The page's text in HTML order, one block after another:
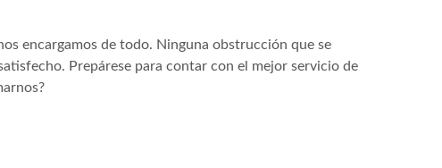
encargamos de todo. Ninguna obstrucción que se
Prepárese para contar con el mejor servicio de